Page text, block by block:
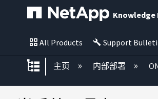
Knowledge
All Products Support
扩展/隐缩全局层次
主页 内部部署